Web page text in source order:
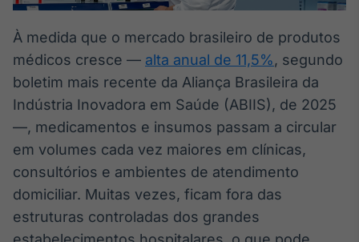
Plataforma para
ativos
Broadcast
Datafeed
APIs para
integração de
dados
Broadcast
À medida que o mercado brasileiro de produtos
médicos cresce — alta anual de 11,5%, segundo
boletim mais recente da Aliança Brasileira da
Indústria Inovadora em Saúde (ABIIS), de 2025
—, medicamentos e insumos passam a circular
em volumes cada vez maiores em clínicas,
consultórios e ambientes de atendimento
domiciliar. Muitas vezes, ficam fora das
estruturas controladas dos grandes